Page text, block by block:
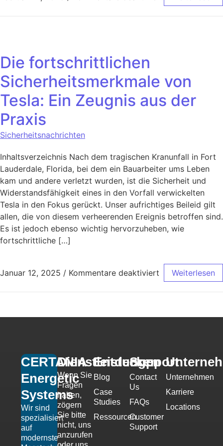
Die fortschrittlichen
Sicherheitsmerkmale von
Tesla: Ein Zeugnis aus der
Praxis
Sicherheitsnachrichten
Inhaltsverzeichnis Nach dem tragischen Kranunfall in Fort
Lauderdale, Florida, bei dem ein Bauarbeiter ums Leben
kam und andere verletzt wurden, ist die Sicherheit und
Widerstandsfähigkeit eines in den Vorfall verwickelten
Tesla in den Fokus gerückt. Unser aufrichtiges Beileid gilt
allen, die von diesem verheerenden Ereignis betroffen sind.
Es ist jedoch ebenso wichtig hervorzuheben, wie
fortschrittliche […]
Januar 12, 2025 / Kommentare deaktiviert Weiterlesen
CERTANIA
Energetic
Systems
Wir sind
spezialisiert
auf
modernste
Dienstleistungen
Wenn Sie
Fragen
haben,
zögern
Sie bitte
nicht, uns
anzurufen
Entdecken
Blog
Case
Studies
Ressourcen
Support
Contact
Us
FAQs
Customer
Support
Unternehmen
Karriere
Locations